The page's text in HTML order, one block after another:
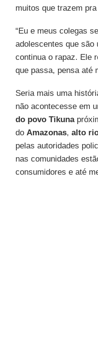
muitos que trazem
“Eu e meus colegas
adolescentes que são
continua o rapaz. Ele
que passa, pensa até
Seria mais uma
não acontecesse em
do povo Tikuna
do Amazonas, alto
pelas autoridades
nas comunidades
consumidores e até